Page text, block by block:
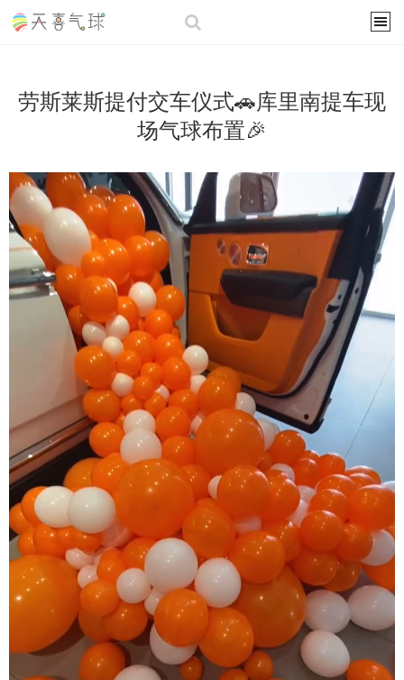
劳斯莱斯提付交车仪式🚗库里南提车现
场气球布置🎉